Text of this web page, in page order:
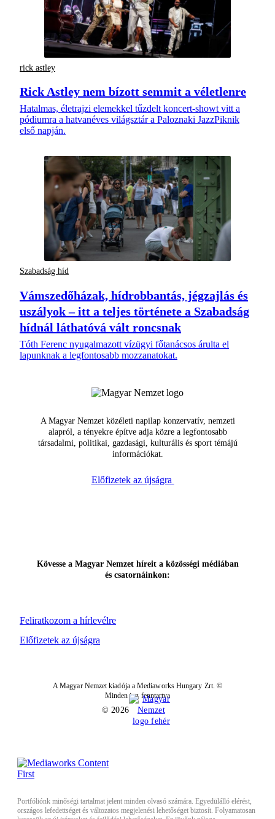
rick astley
Rick Astley nem bízott semmit a véletlenre
Hatalmas, életrajzi elemekkel tűzdelt koncert-showt vitt a
pódiumra a hatvanéves világsztár a Paloznaki JazzPiknik
első napján.
Szabadság híd
Vámszedőházak, hídrobbantás, jégzajlás és
uszályok – itt a teljes története a Szabadság
hídnál láthatóvá vált roncsnak
Tóth Ferenc nyugalmazott vízügyi főtanácsos árulta el
lapunknak a legfontosabb mozzanatokat.
A Magyar Nemzet közéleti napilap konzervatív, nemzeti
alapról, a tényekre építve adja közre a legfontosabb
társadalmi, politikai, gazdasági, kulturális és sport témájú
információkat.
Előfizetek az újságra
Feliratkozom a hírlevélre
Kövesse a Magyar Nemzet híreit a közösségi médiában
és csatornáinkon:
Előfizetek az újságra
A Magyar Nemzet kiadója a Mediaworks Hungary Zrt. ©
Minden jog fenntartva
© 2026
Portfóliónk minőségi tartalmat jelent minden olvasó számára. Egyedülálló elérést,
országos lefedettséget és változatos megjelenési lehetőséget biztosít. Folyamatosan